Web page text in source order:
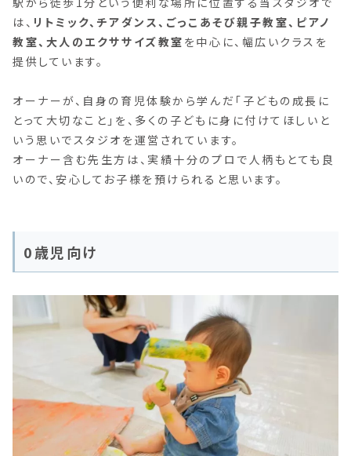
は、 リトミック、チアダンス、ごっこあそび親子教室、ピアノ
教室、大人のエクササイズ教室 を中心に、幅広いクラスを
提供しています。
オーナーが、自身の育児体験から学んだ「子どもの成長に
とって大切なこと」を、多くの子どもに身に付けてほしいと
いう思いでスタジオを運営されています。
オーナー含む先生方は、実績十分のプロで人柄もとても良
いので、安心してお子様を預けられると思います。
0歳児向け